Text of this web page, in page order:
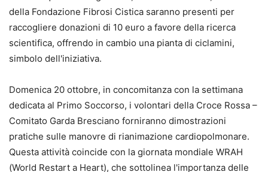
della Fondazione Fibrosi Cistica saranno presenti per
raccogliere donazioni di 10 euro a favore della ricerca
scientifica, offrendo in cambio una pianta di ciclamini,
simbolo dell'iniziativa.
Domenica 20 ottobre, in concomitanza con la settimana
dedicata al Primo Soccorso, i volontari della Croce Rossa –
Comitato Garda Bresciano forniranno dimostrazioni
pratiche sulle manovre di rianimazione cardiopolmonare.
Questa attività coincide con la giornata mondiale WRAH
(World Restart a Heart), che sottolinea l'importanza delle